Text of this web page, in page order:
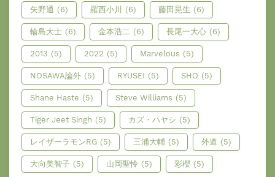
矢野通 (6) 羅西小川 (6) 藤田晃生 (6)
輪島大士 (6) 金本浩二 (6) 長尾一大心 (6)
2013 (5) 2022 (5) Marvelous (5)
NOSAWA論外 (5) RYUSEI (5) SHO (5)
Shane Haste (5) Steve Williams (5)
Tiger Jeet Singh (5) カズ・ハヤシ (5)
レイザーラモンRG (5) 三浦大輔 (5) 外道 (5)
大向美智子 (5) 山岡聖怜 (5) 彩櫻 (5)